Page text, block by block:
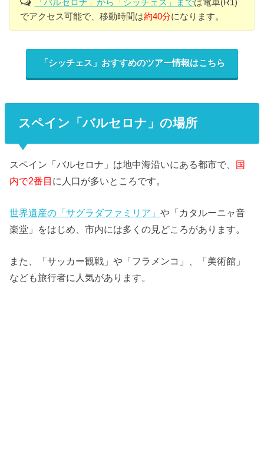
でアクセス可能で、移動時間は約40分になります。
「シッチェス」おすすめのツアー情報はこちら
スペイン「バルセロナ」の場所
スペイン「バルセロナ」は地中海沿いにある都市で、 国
内で2番目 に人口が多いところです。
世界遺産の「サグラダファミリア」や「カタルーニャ音
楽堂」をはじめ、市内には多くの見どころがあります。
また、「サッカー観戦」や「フラメンコ」、「美術館」
なども旅行者に人気があります。